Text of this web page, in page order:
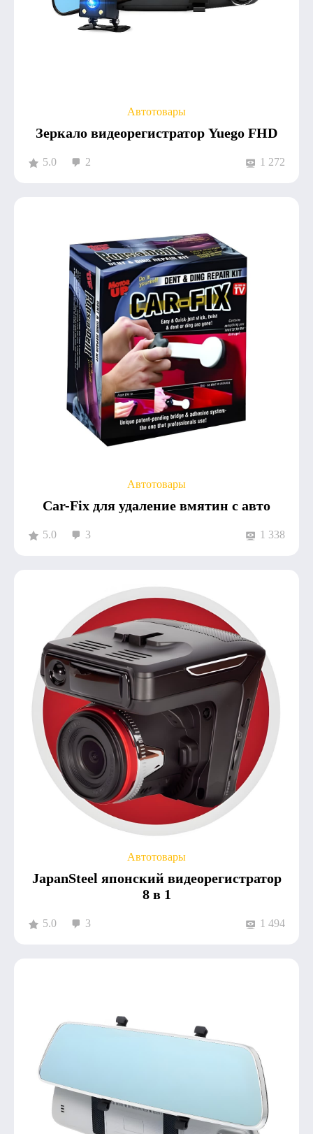
Автотовары
Зеркало видеорегистратор Yuego FHD
5.0 2 1 272
Автотовары
Car-Fix для удаление вмятин с авто
5.0 3 1 338
Автотовары
JapanSteel японский видеорегистратор
8 в 1
5.0 3 1 494